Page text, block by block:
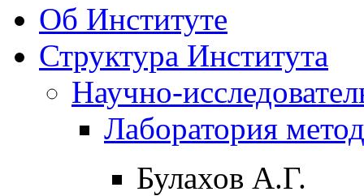
Об Институте
Структура Института
Научно-
Лаборатория
Булахов А.Г.